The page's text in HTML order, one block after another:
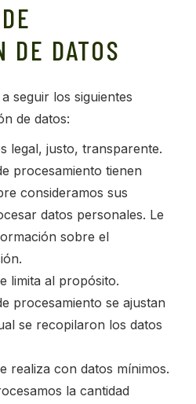
DE DATOS
seguir los siguientes
de datos:
legal, justo, transparente.
procesamiento tienen
consideramos sus
datos personales. Le
sobre el
limita al propósito.
procesamiento se ajustan
se recopilaron los datos
realiza con datos mínimos.
la cantidad